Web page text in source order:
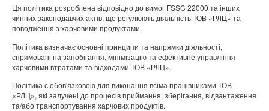
Ця політика розроблена відповідно до вимог FSSC 22000 та інших
чинних законодавчих актів, що регулюють діяльність ТОВ «РЛЦ» та
поводження з харчовими продуктами.
Політика визначає основні принципи та напрямки діяльності,
спрямовані на запобігання, мінімізацію та ефективне управління
харчовими втратами та відходами ТОВ «РЛЦ».
Політика є обов'язковою для виконання всіма працівниками ТОВ
«РЛЦ», які залучені до процесів приймання, зберігання, відвантаження
та/або транспортування харчових продуктів.